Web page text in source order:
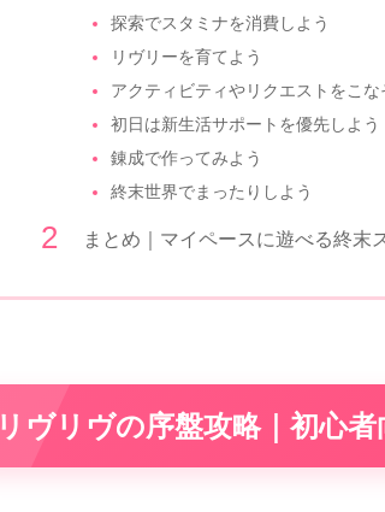
探索でスタミナを消費しよう
リヴリーを育てよう
アクティビティやリクエストをこな
初日は新生活サポートを優先しよう
錬成で作ってみよう
終末世界でまったりしよう
まとめ｜マイペースに遊べる終末
リヴリヴの序盤攻略｜初心